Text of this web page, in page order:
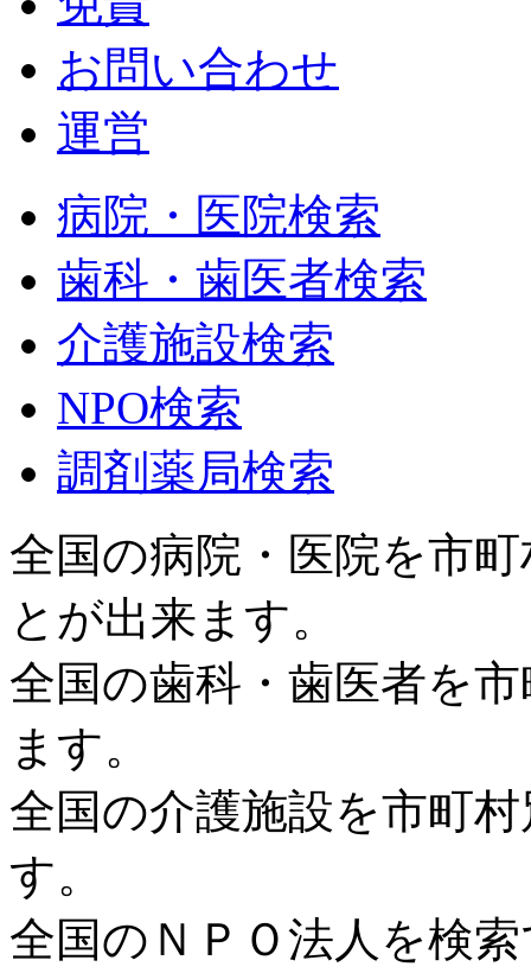
お問い合わせ
運営
病院・医院検索
歯科・歯医者検索
介護施設検索
NPO検索
調剤薬局検索
全国の病院・医院を市
とが出来ます。
全国の歯科・歯医者を
ます。
全国の介護施設を市町
す。
全国のＮＰＯ法人を検